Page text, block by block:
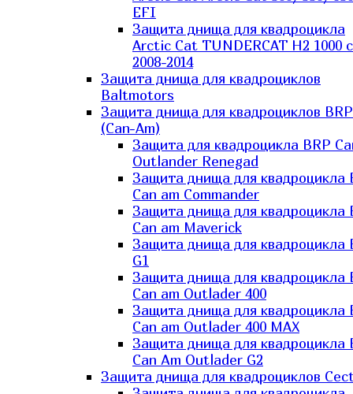
EFI
Защита днища для квадроцикла
Arctic Cat TUNDERCAT H2 1000 c
2008-2014
Защита днища для квадроциклов
Baltmotors
Защита днища для квадроциклов BRP
(Can-Am)
Защита для квадроцикла BRP
Outlander Renegad
Защита днища для квадроцикла
Can am Commander
Защита днища для квадроцикла
Can am Maverick
Защита днища для квадроцикла
G1
Защита днища для квадроцикла
Can am Outlader 400
Защита днища для квадроцикла
Can am Outlader 400 MAX
Защита днища для квадроцикла
Can Аm Outlader G2
Защита днища для квадроциклов